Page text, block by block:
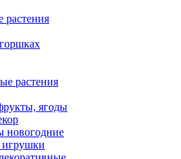
растения
растения
ягоды
новогодние